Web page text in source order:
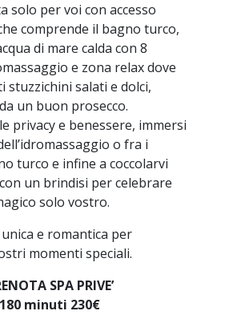
solo per voi con accesso
comprende il bagno turco,
di mare calda con 8
e zona relax dove
stuzzichini salati e dolci,
un buon prosecco.
privacy e benessere, immersi
o fra i
turco e infine a coccolarvi
un brindisi per celebrare
solo vostro.
unica e romantica per
momenti speciali.
SPA PRIVE’
180 minuti 230€